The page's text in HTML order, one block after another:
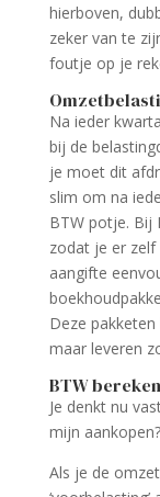
hierboven,
zeker van te
foutje op je
Na ieder
bij de
je moet dit
slim om na
BTW potje. Bij
zodat je er
aangifte
Deze
maar leveren
BTW
Je denkt nu
mijn
Als je de